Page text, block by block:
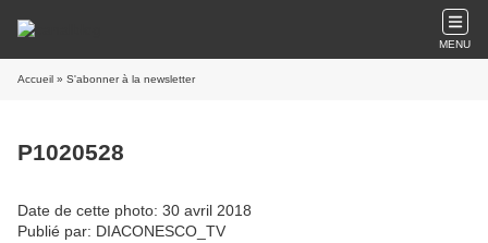
MENU
Accueil » S'abonner à la newsletter
P1020528
Date de cette photo: 30 avril 2018
Publié par: DIACONESCO_TV